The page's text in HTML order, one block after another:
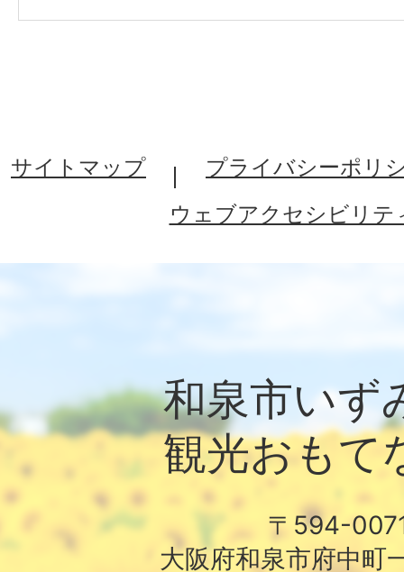
サイトマップ
プライバシーポリ
ウェブアクセシビリテ
和泉市いず
観光おもて
〒594-
大阪府和泉市府中町